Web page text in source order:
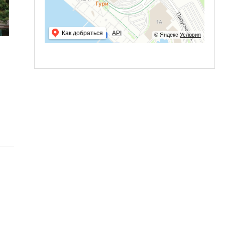
© Яндекс Условия
Как добраться API